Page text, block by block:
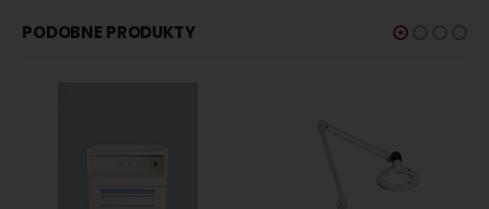
PODOBNE PRODUKTY